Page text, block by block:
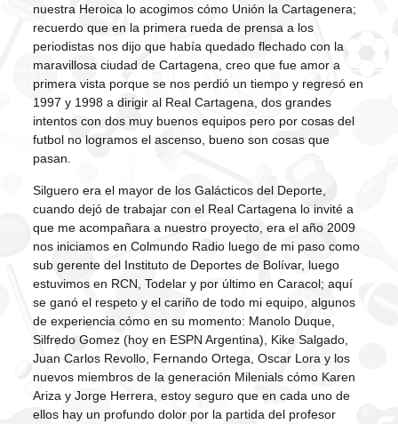
nuestra Heroica lo acogimos cómo Unión la Cartagenera;
recuerdo que en la primera rueda de prensa a los
periodistas nos dijo que había quedado flechado con la
maravillosa ciudad de Cartagena, creo que fue amor a
primera vista porque se nos perdió un tiempo y regresó en
1997 y 1998 a dirigir al Real Cartagena, dos grandes
intentos con dos muy buenos equipos pero por cosas del
futbol no logramos el ascenso, bueno son cosas que
pasan.
Silguero era el mayor de los Galácticos del Deporte,
cuando dejó de trabajar con el Real Cartagena lo invité a
que me acompañara a nuestro proyecto, era el año 2009
nos iniciamos en Colmundo Radio luego de mi paso como
sub gerente del Instituto de Deportes de Bolívar, luego
estuvimos en RCN, Todelar y por último en Caracol; aquí
se ganó el respeto y el cariño de todo mi equipo, algunos
de experiencia cómo en su momento: Manolo Duque,
Silfredo Gomez (hoy en ESPN Argentina), Kike Salgado,
Juan Carlos Revollo, Fernando Ortega, Oscar Lora y los
nuevos miembros de la generación Milenials cómo Karen
Ariza y Jorge Herrera, estoy seguro que en cada uno de
ellos hay un profundo dolor por la partida del profesor